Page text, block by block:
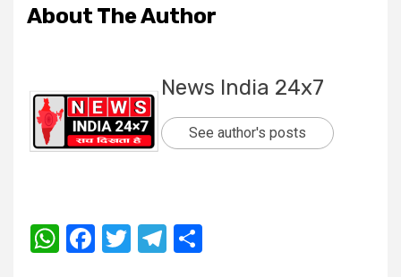
About The Author
News India 24x7
See author's posts
WhatsApp
Facebook
TwitterTelegram